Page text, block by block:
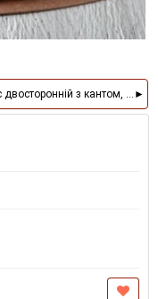
метр
двосторонній з кантом, 2,5